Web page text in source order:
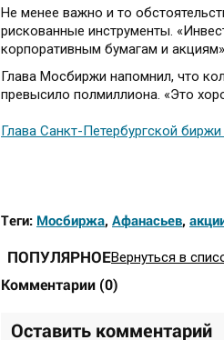
Не менее важно и то
рискованные инструменты.
корпоративным бумагам и
Глава Мосбиржи напомнил, что
превысило полмиллиона. «Это
Глава Санкт-Петербургской
Теги: Мосбиржа, Афанасьев,
ПОПУЛЯРНОЕВернуться в
Комментарии (0)
Оставить комментарий